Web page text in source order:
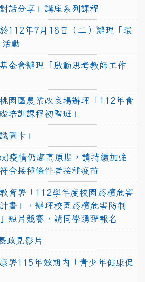
話分享」講座系列課程
112年7月18日（二）辦理「環
動
金會辦理「啟動思考教師工作
園區農業改良場辦理「112年食
培訓課程初階班」
圖卡」
疫情仍處高原期，請持續加強
合接種條件者接種疫苗
育署「112學年度校園菸檳危害
畫」，辦理校園菸檳危害防制
短片競賽，請同學踴躍報名
政見影片
署115年效期內「青少年健康促